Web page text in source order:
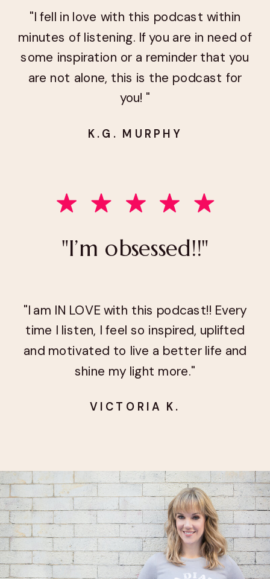
VICTORIA K.
"I am IN LOVE with this podcast!! Every
time I listen, I feel so inspired, uplifted
and motivated to live a better life and
shine my light more."
"I’m obsessed!!"
K.G. MURPHY
"I fell in love with this podcast within
minutes of listening. If you are in need of
some inspiration or a reminder that you
are not alone, this is the podcast for
you! "